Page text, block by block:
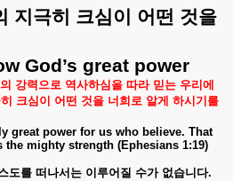
지극히 크심이 어떤 것을
God’s great power
강력으로 역사하심을 따라 믿는 우리에
크심이 어떤 것을 너희로 알게 하시기를
great power for us who believe. That
the mighty strength (Ephesians 1:19)
도를 떠나서는 이루어질 수가 없습니다.